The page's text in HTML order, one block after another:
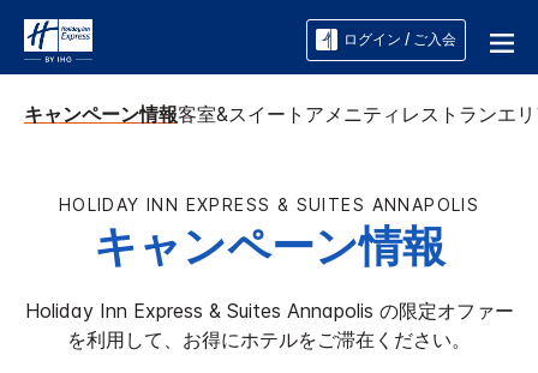
ログイン / ご入会
キャンペーン情報客室&スイート アメニティ レストランエ
HOLIDAY INN EXPRESS & SUITES ANNAPOLIS
キャンペーン情報
Holiday Inn Express & Suites Annapolis の限定オファー
を利用して、お得にホテルをご滞在ください。